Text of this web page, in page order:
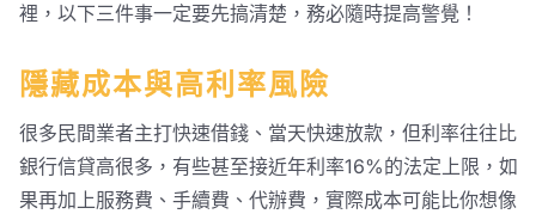
裡，以下三件事一定要先搞清楚，務必隨時提高警覺！
隱藏成本與高利率風險
很多民間業者主打快速借錢、當天快速放款，但利率往往比
銀行信貸高很多，有些甚至接近年利率16%的法定上限，如
果再加上服務費、手續費、代辦費，實際成本可能比你想像